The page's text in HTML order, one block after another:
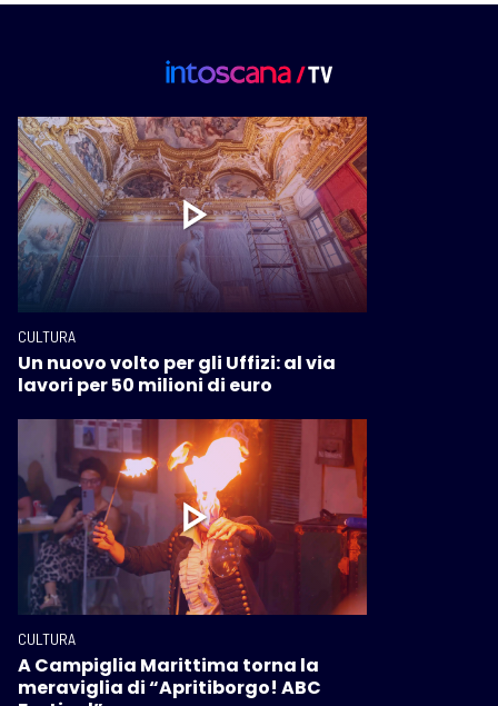
CULTURA
Un nuovo volto per gli Uffizi: al via
lavori per 50 milioni di euro
CULTURA
A Campiglia Marittima torna la
meraviglia di “Apritiborgo! ABC